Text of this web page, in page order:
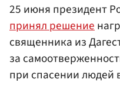
25 июня президент
принял решение
священника из
за
при спасении людей